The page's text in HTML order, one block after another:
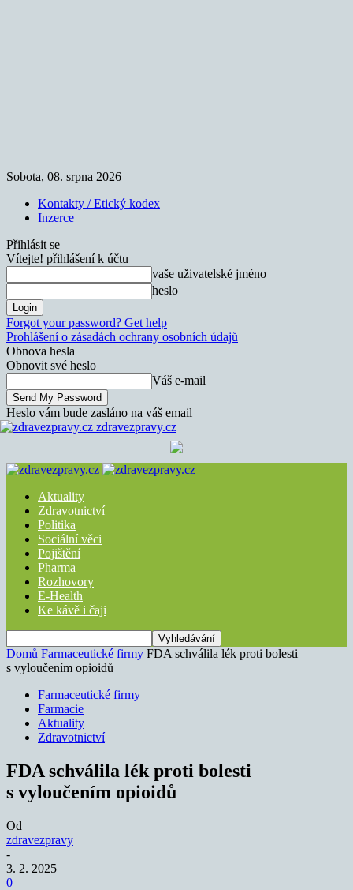
Sobota, 08. srpna 2026
Kontakty / Etický kodex
Inzerce
Přihlásit se
Vítejte! přihlášení k účtu
vaše uživatelské jméno
heslo
Forgot your password? Get help
Prohlášení o zásadách ochrany osobních údajů
Obnova hesla
Obnovit své heslo
Váš e-mail
Heslo vám bude zasláno na váš email
zdravezpravy.cz
Aktuality
Zdravotnictví
Politika
Sociální věci
Pojištění
Pharma
Rozhovory
E-Health
Ke kávě i čaji
Domů Farmaceutické firmy FDA schválila lék proti bolesti
s vyloučením opioidů
Farmaceutické firmy
Farmacie
Aktuality
Zdravotnictví
FDA schválila lék proti bolesti
s vyloučením opioidů
Od
zdravezpravy
-
3. 2. 2025
0